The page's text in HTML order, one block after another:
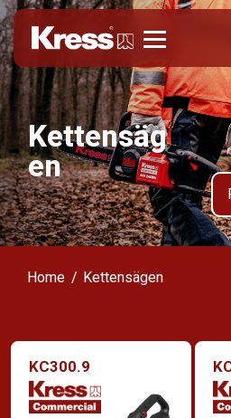
Kettensäg
en
Home
Kettensägen
KC300.9